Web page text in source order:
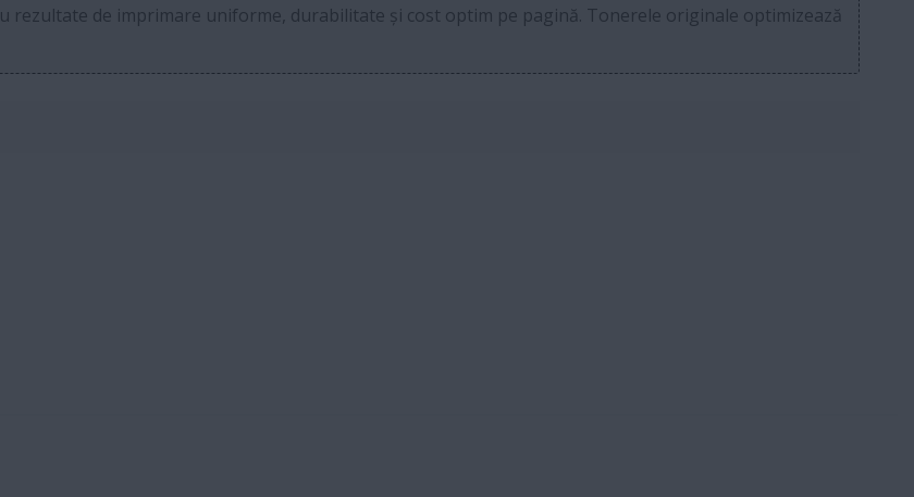
de imprimare uniforme, durabilitate și cost optim pe pagină. Tonerele originale optimizează